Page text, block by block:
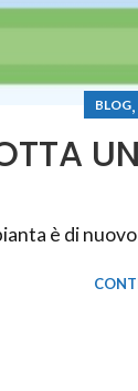
BLOG,
è di